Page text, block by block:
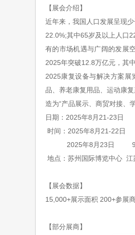
【展会介绍】
近年来，我国人口发展呈现
22.0%;其中65岁及以上人口
有的市场机遇与广阔的发展
2025年突破12.8万亿元，其
2025康复设备与解决方案展
品、养老康复用品、运动康
造为“产品展示、商贸对接、
日期：2025年8月21-23日
时间：2025年8月21-22日
2025年8月23日
地点：苏州国际博览中心
【展会数据】
15,000+展示面积 200+参展
【部分展商】